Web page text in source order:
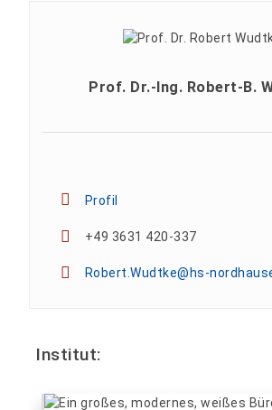
Prof. Dr.-Ing. Robert-B.
Profil
+49 3631 420-337
Robert.Wudtke@hs-
Institut: